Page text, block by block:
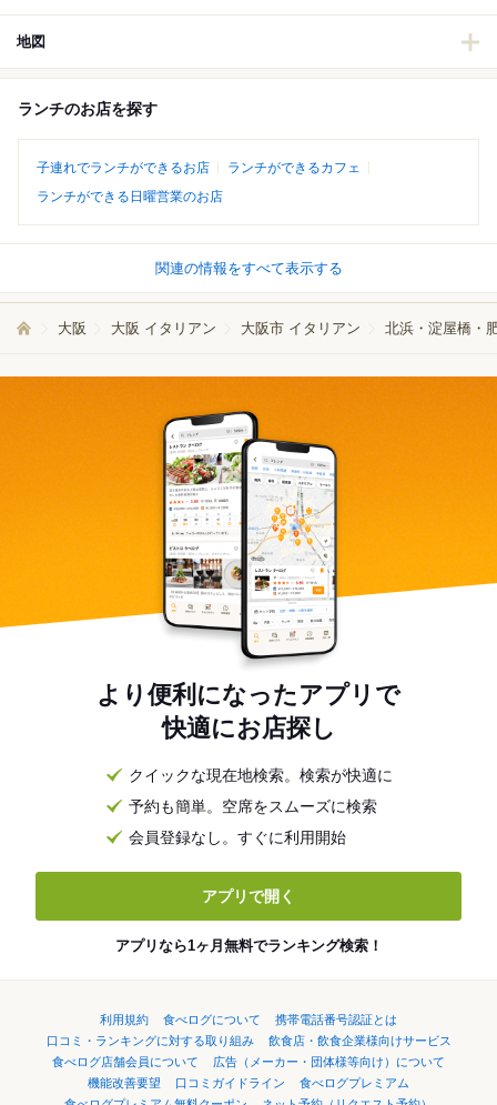
地図
ランチのお店を探す
子連れでランチができるお店
ランチができるカフェ
ランチができる日曜営業のお店
関連の情報をすべて表示する
大阪 大阪 イタリアン 大阪市 イタリアン 北浜・淀屋橋・
より便利になったアプリで
快適にお店探し
クイックな現在地検索。検索が快適に
予約も簡単。空席をスムーズに検索
会員登録なし。すぐに利用開始
アプリで開く
アプリなら1ヶ月無料でランキング検索！
利用規約 食べログについて
携帯電話番号認証とは
口コミ・ランキングに対する取り組み
飲食店・飲食企業様向けサービス
食べログ店舗会員について
広告（メーカー・団体様等向け）について
機能改善要望
口コミガイドライン
食べログプレミアム